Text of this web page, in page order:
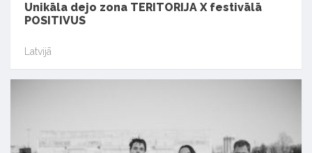
Unikāla dejo zona TERITORIJA X festivālā
POSITIVUS
Latvijā